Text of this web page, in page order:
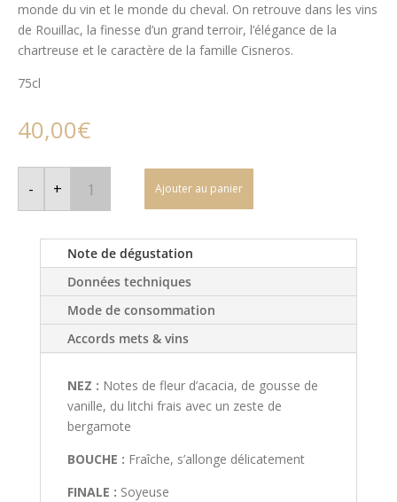
monde du vin et le monde du cheval. On retrouve dans les vins
de Rouillac, la finesse d’un grand terroir, l’élégance de la
chartreuse et le caractère de la famille Cisneros.
75cl
40,00€
-
quantité
Château
de
2020
-
Pessac
Leognan
-
Blanc
+ Ajouter au panier
Note de dégustation
Données techniques
Mode de consommation
Accords mets & vins
NEZ : Notes de fleur d’acacia, de gousse de
vanille, du litchi frais avec un zeste de
bergamote
BOUCHE : Fraîche, s’allonge délicatement
FINALE : Soyeuse